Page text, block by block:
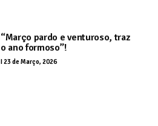
“Março pardo e venturoso, traz
o ano formoso”!
23 de Março, 2026